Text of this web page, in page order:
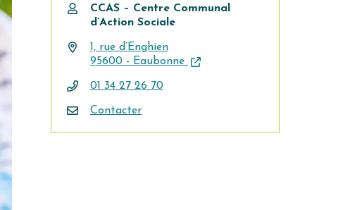
CCAS – Centre Communal
d’Action Sociale
1, rue d’Enghien
95600 - Eaubonne
01 34 27 26 70
Contacter